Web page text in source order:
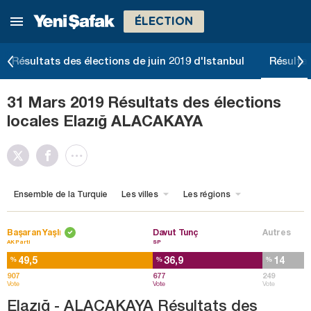
ÉLECTION
Résultats des élections de juin 2019 d'Istanbul
31 Mars 2019 Résultats des élections
locales Elazığ ALACAKAYA
Ensemble de la Turquie Les villes Les régions
Başaran Yaşlı
AK Parti
% 49,5
907
Vote
Davut Tunç
SP
%36,9
677
Vote
Autres
% 14
249
Vote
Elazığ - ALACAKAYA Résultats des